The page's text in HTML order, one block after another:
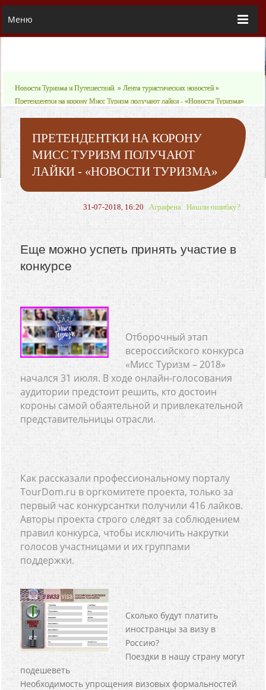
Меню
Новости Туризма и Путешествий. »Лента туристических новостей »
Претендентки на корону Мисс Туризм получают лайки - «Новости Туризма»
ПРЕТЕНДЕНТКИ НА КОРОНУ
МИСС ТУРИЗМ ПОЛУЧАЮТ
ЛАЙКИ - «НОВОСТИ ТУРИЗМА»
31-07-2018, 16:20 Аграфена Нашли ошибку?
Еще можно успеть принять участие в
конкурсе
Отборочный этап
всероссийского конкурса
«Мисс Туризм – 2018»
начался 31 июля. В ходе онлайн-голосования
аудитории предстоит решить, кто достоин
короны самой обаятельной и привлекательной
представительницы отрасли.
Как рассказали профессиональному порталу
TourDom.ru в оргкомитете проекта, только за
первый час конкурсантки получили 416 лайков.
Авторы проекта строго следят за соблюдением
правил конкурса, чтобы исключить накрутки
голосов участницами и их группами
поддержки.
Сколько будут платить
иностранцы за визу в
Россию?
Поездки в нашу страну могут
подешеветь
Необходимость упрощения визовых формальностей